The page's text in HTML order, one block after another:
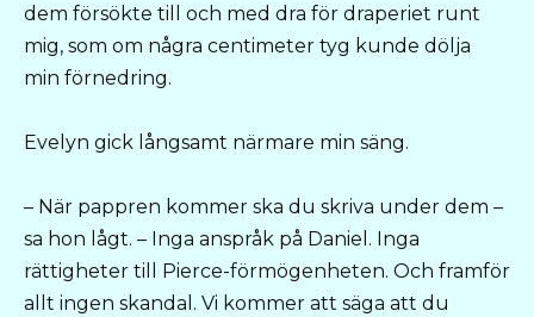
dem försökte till och med dra för draperiet runt
mig, som om några centimeter tyg kunde dölja
min förnedring.
Evelyn gick långsamt närmare min säng.
– När pappren kommer ska du skriva under dem –
sa hon lågt. – Inga anspråk på Daniel. Inga
rättigheter till Pierce-förmögenheten. Och framför
allt ingen skandal. Vi kommer att säga att du